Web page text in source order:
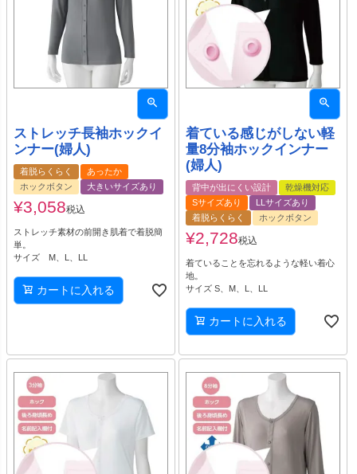
ストレッチ長袖ホックイ
ンナー(婦人)
着脱らくらく
あったか
ホックボタン
大きいサイズあり
¥3,058税込
ストレッチ素材の前開き肌着で着脱簡
単。
サイズ M、L、LL
カートに入れる
着ている感じがしない軽
量8分袖ホックインナー
(婦人)
背中が出にくい設計
乾燥機対応
Sサイズあり
LLサイズあり
着脱らくらく
ホックボタン
¥2,728税込
着ていることを忘れるような軽い着心
地。
サイズ S、M、L、LL
カートに入れる